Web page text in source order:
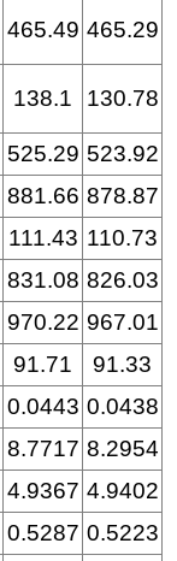
465.49 465.29
138.1 130.78
525.29 523.92
881.66 878.87
111.43 110.73
831.08 826.03
970.22 967.01
91.71
91.33
0.0443 0.0438
8.7717 8.2954
4.9367 4.9402
0.5287 0.5223